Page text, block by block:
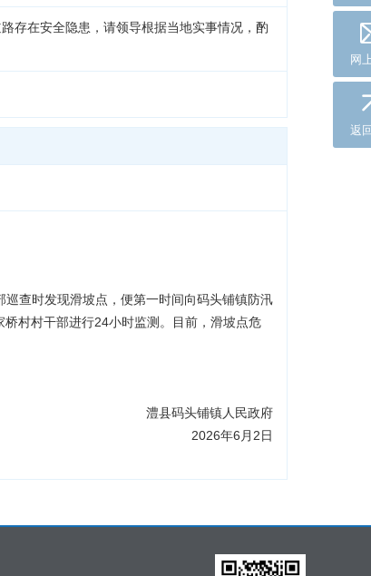
存在安全隐患，请领导根据当地实事情况，酌
查时发现滑坡点，便第一时间向码头铺镇防汛
村村干部进行24小时监测。目前，滑坡点危
澧县码头铺镇人民政府
2026年6月2日
网
返